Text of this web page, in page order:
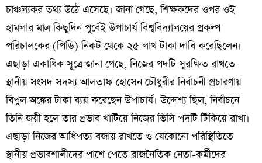
চাঞ্চল্যকর তথ্য উঠে এসেছে। জানা গেছে, শিক্ষকদের ওপর ওই
হামলার মাত্র কিছুদিন পূর্বেই উপাচার্য বিশ্ববিদ্যালয়ের প্রকল্প
পরিচালকের (পিডি) নিকট থেকে ২৫ লাখ টাকা দাবি করেছিলেন।
এছাড়া একাধিক সূত্রে জানা গেছে, নিজের পদটি সুরক্ষিত রাখতে
স্থানীয় সংসদ সদস্য আলতাফ হোসেন চৌধুরীর নির্বাচনী প্রচারণায়
বিপুল অঙ্কের টাকা ব্যয় করেছেন উপাচার্য। উদ্দেশ্য ছিল, নির্বাচনে
তিনি জয়ী হলে তার প্রভাব খাটিয়ে নিজের ভিসি পদটি টিকিয়ে রাখা।
এছাড়া নিজের আধিপত্য বজায় রাখতে ও যেকোনো পরিস্থিতিতে
স্থানীয় প্রভাবশালীদের পাশে পেতে রাজনৈতিক নেতা-কর্মীদের